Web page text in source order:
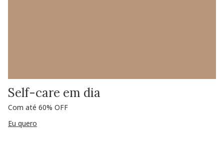
Self-care em dia
Com até 60% OFF
Eu quero